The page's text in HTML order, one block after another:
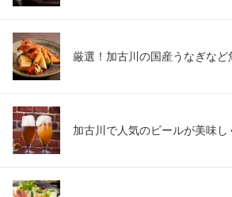
厳選！加古川の国産うなぎなど
加古川で人気のビールが美味し